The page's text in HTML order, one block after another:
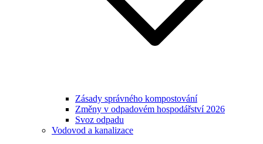
Zásady správného kompostování
Změny v odpadovém hospodářství 2026
Svoz odpadu
Vodovod a kanalizace